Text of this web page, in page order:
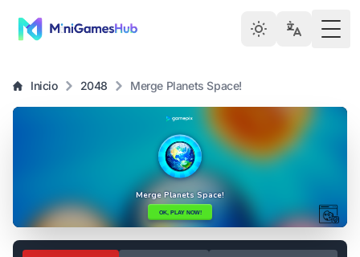
Inicio 2048 Merge Planets Space!